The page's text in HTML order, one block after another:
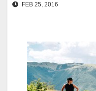
FEB 25, 2016